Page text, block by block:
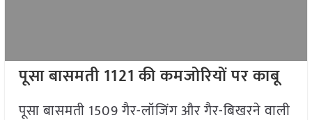
पूसा बासमती 1121 की कमजोरियों पर काबू
पूसा बासमती 1509 गैर-लॉजिंग और गैर-बिखरने वाली